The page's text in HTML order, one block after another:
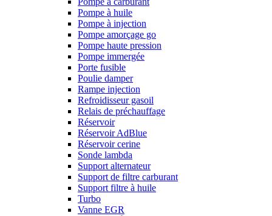
Pompe à huile
Pompe à injection
Pompe amorçage go
Pompe haute pression
Pompe immergée
Porte fusible
Poulie damper
Rampe injection
Refroidisseur gasoil
Relais de préchauffage
Réservoir
Réservoir AdBlue
Réservoir cerine
Sonde lambda
Support alternateur
Support de filtre carburant
Support filtre à huile
Turbo
Vanne EGR